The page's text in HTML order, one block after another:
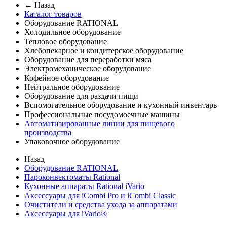
← Назад
Каталог товаров
Оборудование RATIONAL
Холодильное оборудование
Тепловое оборудование
Хлебопекарное и кондитерское оборудование
Оборудование для переработки мяса
Электромеханическое оборудование
Кофейное оборудование
Нейтральное оборудование
Оборудование для раздачи пищи
Вспомогательное оборудование и кухонный инвентарь
Профессиональные посудомоечные машины
Автоматизированные линии для пищевого
производства
Упаковочное оборудование
Назад
Оборудование RATIONAL
Пароконвектоматы Rational
Кухонные аппараты Rational iVario
Аксессуары для iCombi Pro и iCombi Classic
Очистители и средства ухода за аппаратами
Аксессуары для iVario®